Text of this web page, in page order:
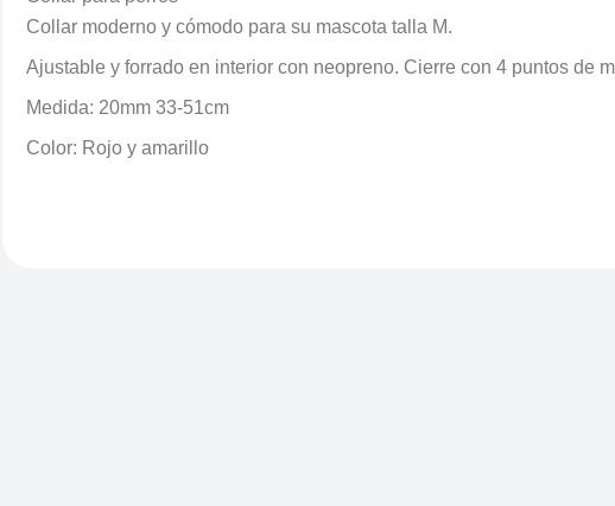
Collar moderno y cómodo para su mascota talla M.
Ajustable y forrado en interior con neopreno. Cierre con 4 puntos de
Medida: 20mm 33-51cm
Color: Rojo y amarillo